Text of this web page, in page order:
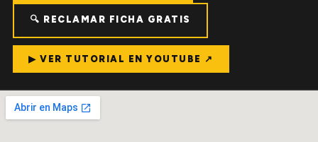
🔍 RECLAMAR FICHA GRATIS
▶ VER TUTORIAL EN YOUTUBE ↗